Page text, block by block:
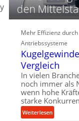
d
i
e
P
r
f
o
r
m
a
n
c
den
Mehr Effizienz
Antriebssysteme
Vergleich
In vielen
noch immer als
wenn hohe
starke
Weiterlesen: